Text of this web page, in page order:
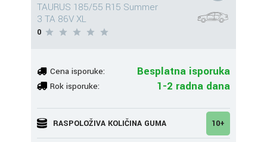
TAURUS 185/55 R15 Summer
3 TA 86V XL
0
Cena isporuke: Besplatna isporuka
Rok isporuke: 1-2 radna dana
RASPOLOŽIVA KOLIČINA GUMA 10+